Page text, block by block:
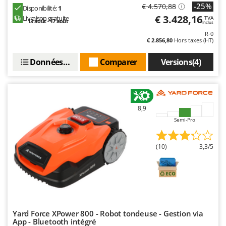
Troy-Bilt
Waldner
Weber
WIDU
Wiper EcoRobot
Wortex
Disponibilité:1
Livraison gratuite
13 août - 17 août
€ 4.570,88 -25%
€ 3.428,16 TVA
Inclus
R-0
€ 2.856,80 Hors taxes (HT)
Versions(4)
Comparer
Données techniques
8,9
Semi-Pro
(10) 3,3/5
Yard Force XPower 800 - Robot tondeuse - Gestion via
App - Bluetooth intégré